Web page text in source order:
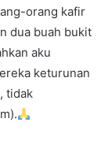
orang kafir
dua buah bukit
aku
keturunan
tidak